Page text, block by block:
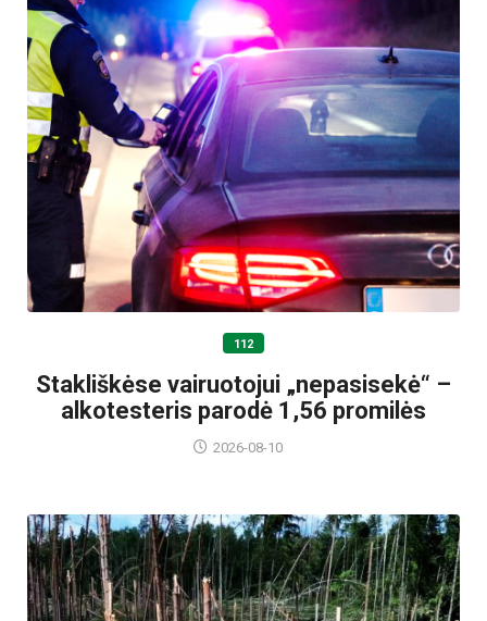
112
Stakliškėse vairuotojui „nepasisekė“ –
alkotesteris parodė 1,56 promilės
2026-08-10